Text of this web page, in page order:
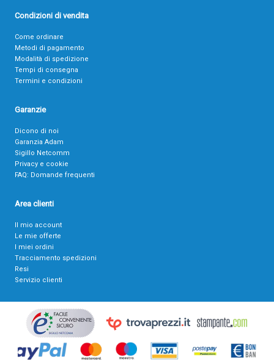
Condizioni di vendita
Come ordinare
Metodi di pagamento
Modalità di spedizione
Tempi di consegna
Termini e condizioni
Garanzie
Dicono di noi
Garanzia Adam
Sigillo Netcomm
Privacy e cookie
FAQ: Domande frequenti
Area clienti
Il mio account
Le mie offerte
I miei ordini
Tracciamento spedizioni
Resi
Servizio clienti